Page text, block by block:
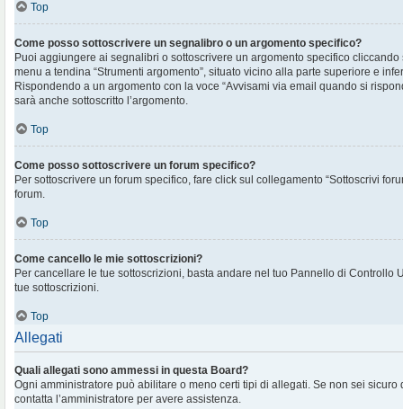
Top
Come posso sottoscrivere un segnalibro o un argomento specifico?
Puoi aggiungere ai segnalibri o sottoscrivere un argomento specifico
menu a tendina “Strumenti argomento”, situato vicino alla parte superiore e
Rispondendo a un argomento con la voce “Avvisami via email quando si
sarà anche sottoscritto l’argomento.
Top
Come posso sottoscrivere un forum specifico?
Per sottoscrivere un forum specifico, fare click sul collegamento “Sottoscrivi
forum.
Top
Come cancello le mie sottoscrizioni?
Per cancellare le tue sottoscrizioni, basta andare nel tuo Pannello di Controllo
tue sottoscrizioni.
Top
Allegati
Quali allegati sono ammessi in questa Board?
Ogni amministratore può abilitare o meno certi tipi di allegati. Se non sei sicuro
contatta l’amministratore per avere assistenza.